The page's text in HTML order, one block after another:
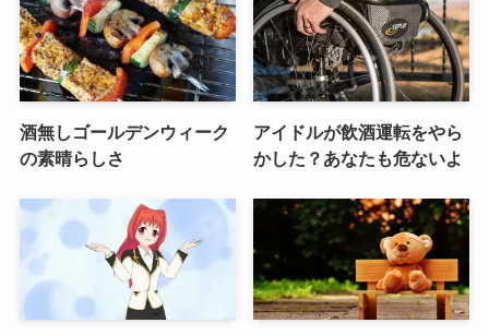
酒無しゴールデンウィーク
の素晴らしさ
アイドルが飲酒運転をやら
かした？あなたも危ないよ